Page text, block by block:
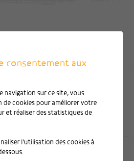
consentement aux
navigation sur ce site, vous
cookies pour améliorer votre
et réaliser des statistiques de
l'utilisation des cookies à